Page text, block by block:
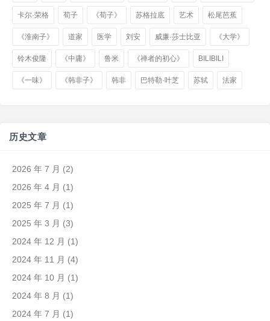
卡尔·荣格 荀子 《荀子》 苏格拉底 艺术 松尾芭蕉
《淮南子》 道家 医学 刘安 威廉·莎士比亚 《大学》
铃木俊隆 《中庸》 鲁米 《禅者的初心》 BILIBILI
《一味》 《韩非子》 韩非 巴特勒·叶芝 苏轼 法家
历史文章
2026 年 7 月 (2)
2026 年 4 月 (1)
2025 年 7 月 (1)
2025 年 3 月 (3)
2024 年 12 月 (1)
2024 年 11 月 (4)
2024 年 10 月 (1)
2024 年 8 月 (1)
2024 年 7 月 (1)